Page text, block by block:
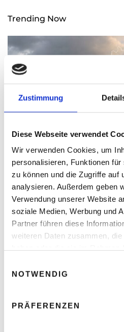
Zustimmung
Diese Webseite verwendet
Wir verwenden Cookies, um
personalisieren, Funktionen
zu können und die Zugriffe auf
analysieren. Außerdem geben
Verwendung unserer Website
soziale Medien, Werbung und
Partner führen diese
weiteren Daten zusammen,
NOTWENDIG
PRÄFERENZEN
Trending Now
Wenn die Jungen gehen
Thomas Nasswetter 8. AUGUST